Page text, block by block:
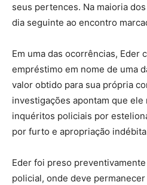
seus pertences. Na maioria
dia seguinte ao encontro
Em uma das ocorrências, Eder
empréstimo em nome de uma
valor obtido para sua própria
investigações apontam que ele
inquéritos policiais por
por furto e apropriação
Eder foi preso
policial, onde deve